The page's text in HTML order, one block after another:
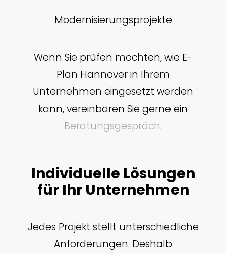
Modernisierungsprojekte
Wenn Sie prüfen möchten, wie E-
Plan Hannover in Ihrem
Unternehmen eingesetzt werden
kann, vereinbaren Sie gerne ein
Beratungsgespräch.
Individuelle Lösungen
für Ihr Unternehmen
Jedes Projekt stellt unterschiedliche
Anforderungen. Deshalb